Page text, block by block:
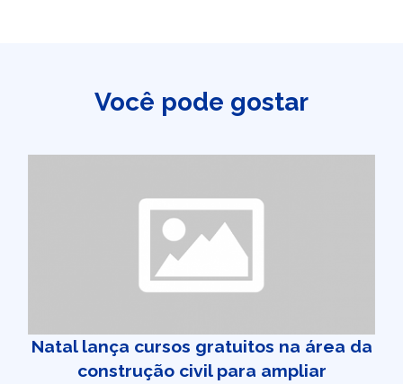
Você pode gostar
Natal lança cursos gratuitos na área da
construção civil para ampliar